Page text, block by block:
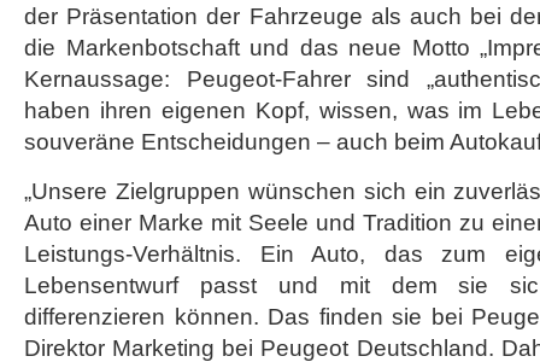
der Präsentation der Fahrzeuge als auch bei
die Markenbotschaft und das neue Motto
Kernaussage: Peugeot-Fahrer sind
haben ihren eigenen Kopf, wissen, was im
souveräne Entscheidungen – auch beim
„Unsere Zielgruppen wünschen sich ein
Auto einer Marke mit Seele und Tradition zu
Leistungs-Verhältnis. Ein Auto, das zum
Lebensentwurf passt und mit dem sie
differenzieren können. Das finden sie bei
Direktor Marketing bei Peugeot Deutschland.